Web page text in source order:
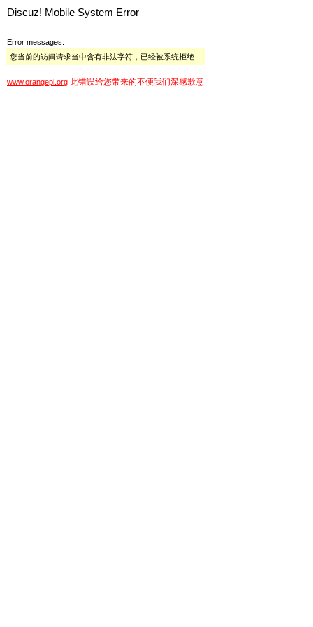
Discuz! Mobile System Error
Error messages:
您当前的访问请求当中含有非法字符，已经被系统拒绝
www.orangepi.org 此错误给您带来的不便我们深感歉意